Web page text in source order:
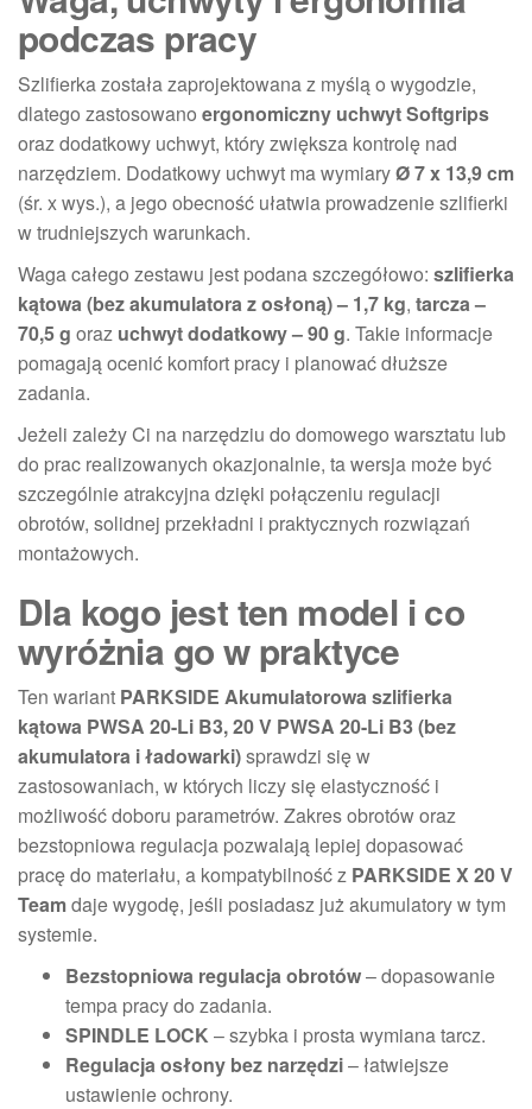
podczas pracy
Szlifierka została zaprojektowana z myślą o wygodzie,
dlatego zastosowano ergonomiczny uchwyt Softgrips
oraz dodatkowy uchwyt, który zwiększa kontrolę nad
narzędziem. Dodatkowy uchwyt ma wymiaryØ 7 x 13,9 cm
(śr. x wys.), a jego obecność ułatwia prowadzenie szlifierki
w trudniejszych warunkach.
Waga całego zestawu jest podana szczegółowo: szlifierka
kątowa (bez akumulatora z osłoną) – 1,7 kg, tarcza –
70,5 g oraz uchwyt dodatkowy – 90 g. Takie informacje
pomagają ocenić komfort pracy i planować dłuższe
zadania.
Jeżeli zależy Ci na narzędziu do domowego warsztatu lub
do prac realizowanych okazjonalnie, ta wersja może być
szczególnie atrakcyjna dzięki połączeniu regulacji
obrotów, solidnej przekładni i praktycznych rozwiązań
montażowych.
Dla kogo jest ten model i co
wyróżnia go w praktyce
Ten wariant PARKSIDE Akumulatorowa szlifierka
kątowa PWSA 20-Li B3, 20 V PWSA 20-Li B3 (bez
akumulatora i ładowarki)sprawdzi się w
zastosowaniach, w których liczy się elastyczność i
możliwość doboru parametrów. Zakres obrotów oraz
bezstopniowa regulacja pozwalają lepiej dopasować
pracę do materiału, a kompatybilność z PARKSIDE X 20 V
Teamdaje wygodę, jeśli posiadasz już akumulatory w tym
systemie.
Bezstopniowa regulacja obrotów– dopasowanie
tempa pracy do zadania.
SPINDLE LOCK – szybka i prosta wymiana tarcz.
Regulacja osłony bez narzędzi– łatwiejsze
ustawienie ochrony.